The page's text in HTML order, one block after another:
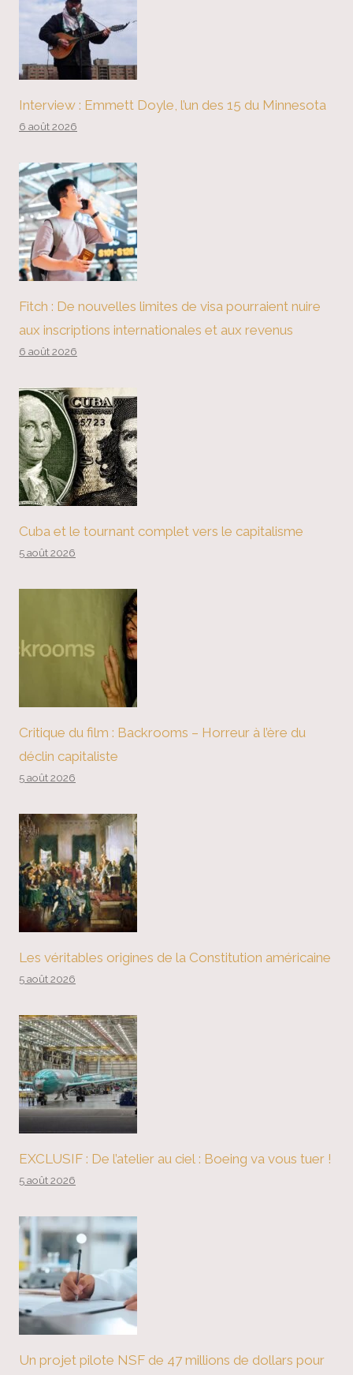
Interview : Emmett Doyle, l’un des 15 du Minnesota
6 août 2026
Fitch : De nouvelles limites de visa pourraient nuire
aux inscriptions internationales et aux revenus
6 août 2026
Cuba et le tournant complet vers le capitalisme
5 août 2026
Critique du film : Backrooms – Horreur à l’ère du
déclin capitaliste
5 août 2026
Les véritables origines de la Constitution américaine
5 août 2026
EXCLUSIF : De l’atelier au ciel : Boeing va vous tuer !
5 août 2026
Un projet pilote NSF de 47 millions de dollars pour